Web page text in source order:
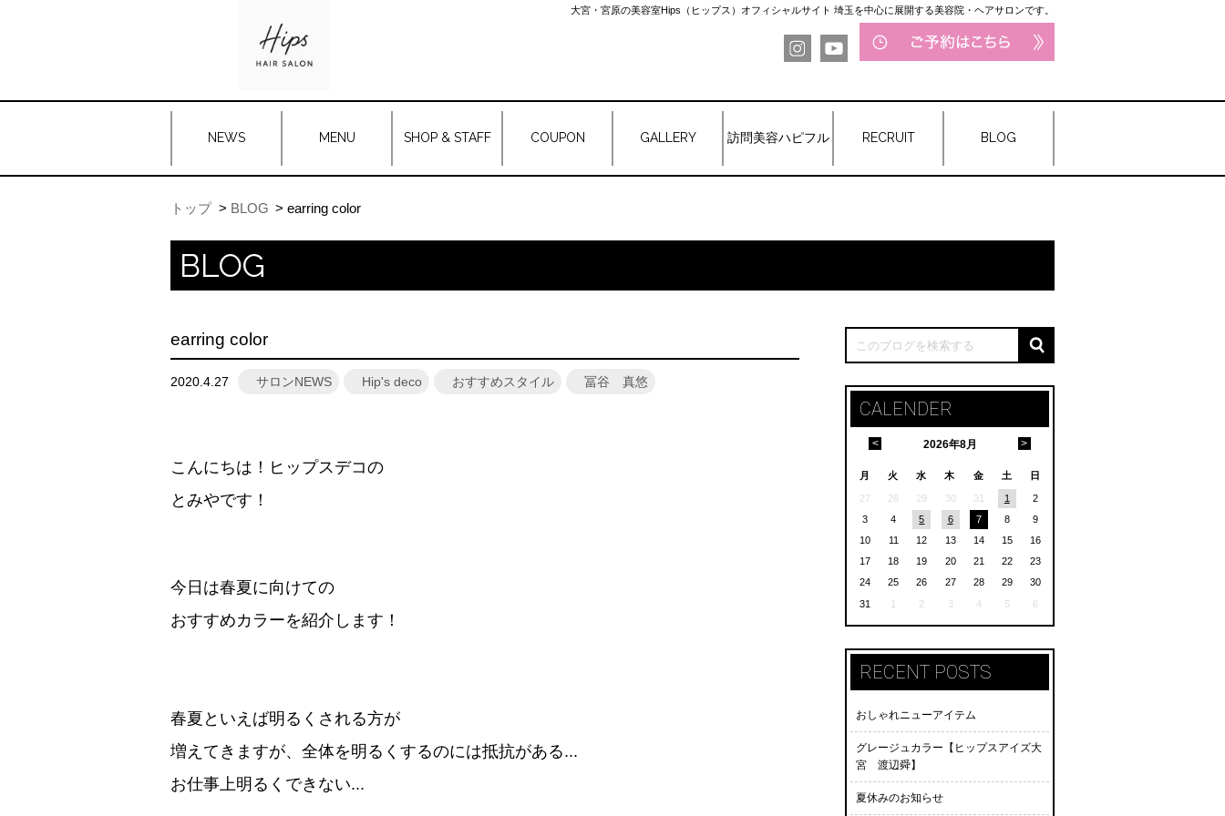
大宮・宮原の美容室Hips（ヒップス）オフィシャルサイト 埼玉を中心に展開する美容院・ヘアサロンです。
NEWS MENU SHOP & STAFF COUPON GALLERY 訪問美容ハピフル RECRUIT BLOG
トップ BLOG earring color
BLOG
earring color
2020.4.27 サロンNEWS Hip's deco おすすめスタイル 冨谷 真悠
こんにちは！ヒップスデコの
とみやです！
今日は春夏に向けての
おすすめカラーを紹介します！
春夏といえば明るくされる方が
増えてきますが、全体を明るくするのには抵抗がある...
お仕事上明るくできない...
CALENDER
2026年8月
< >
月 火 水 木 金 土 日
27 28 29 30 31 1
2
3
4 5 6 7 8
9
10
11 12 13 14 15
16
17
18 19 20 21 22
23
24
25 26 27 28 29
30
31
1 2 3 4 5 6
RECENT POSTS
おしゃれニューアイテム
グレージュカラー【ヒップスアイズ大
宮 渡辺舜】
夏休みのお知らせ